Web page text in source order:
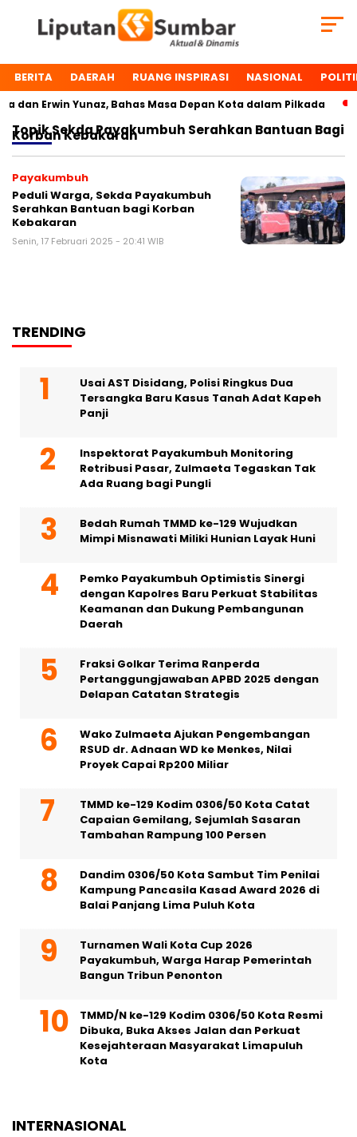
BERITA DAERAH RUANG INSPIRASI NASIONAL
Erwin Yunaz, Bahas Masa Depan Kota dalam Pilkada
TopikSekda Payakumbuh Serahkan Bantuan Bagi
Korban Kebakaran
Payakumbuh
Peduli Warga, Sekda Payakumbuh
Serahkan Bantuan bagi Korban
Kebakaran
Senin, 17 Februari 2025 - 20:41 WIB
TRENDING
Usai AST Disidang, Polisi Ringkus Dua
Tersangka Baru Kasus Tanah Adat Kapeh
Panji
Inspektorat Payakumbuh Monitoring
Retribusi Pasar, Zulmaeta Tegaskan Tak
Ada Ruang bagi Pungli
Bedah Rumah TMMD ke-129 Wujudkan
Mimpi Misnawati Miliki Hunian Layak Huni
Pemko Payakumbuh Optimistis Sinergi
dengan Kapolres Baru Perkuat Stabilitas
Keamanan dan Dukung Pembangunan
Daerah
Fraksi Golkar Terima Ranperda
Pertanggungjawaban APBD 2025 dengan
Delapan Catatan Strategis
Wako Zulmaeta Ajukan Pengembangan
RSUD dr. Adnaan WD ke Menkes, Nilai
Proyek Capai Rp200 Miliar
TMMD ke-129 Kodim 0306/50 Kota Catat
Capaian Gemilang, Sejumlah Sasaran
Tambahan Rampung 100 Persen
Dandim 0306/50 Kota Sambut Tim Penilai
Kampung Pancasila Kasad Award 2026 di
Balai Panjang Lima Puluh Kota
Turnamen Wali Kota Cup 2026
Payakumbuh, Warga Harap Pemerintah
Bangun Tribun Penonton
TMMD/N ke-129 Kodim 0306/50 Kota Resmi
Dibuka, Buka Akses Jalan dan Perkuat
Kesejahteraan Masyarakat Limapuluh
Kota
INTERNASIONAL